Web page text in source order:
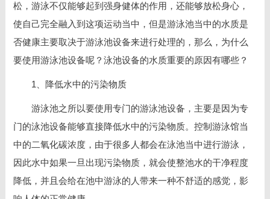
松，游泳不仅能够起到强身健体的作用，还能够放松身心，
使自己完全融入到这项运动当中，但是游泳池当中的水质是
否健康主要取决于游泳池设备来进行处理的，那么，为什么
要使用游泳池设备呢？泳池设备的水质重要的原因有哪些？
1、降低水中的污染物质
游泳池之所以要使用专门的游泳池设备，主要是因为专
门的泳池设备能够直接降低水中的污染物质。控制游泳馆当
中的二氧化碳浓度，由于很多人都会在泳池当中进行游泳，
因此水中如果一旦出现污染物质，就会使整池水的干净程度
降低，并且会给在池中游泳的人带来一种不舒适的感觉，影